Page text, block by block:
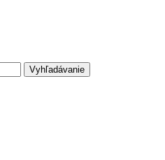
Vyhľadávanie